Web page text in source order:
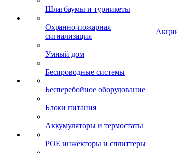
Шлагбаумы и турникеты
Охранно-пожарная
сигнализация
Умный дом
Беспроводные системы
Бесперебойное оборудование
Блоки питания
Аккумуляторы и термостаты
POE инжекторы и сплиттеры